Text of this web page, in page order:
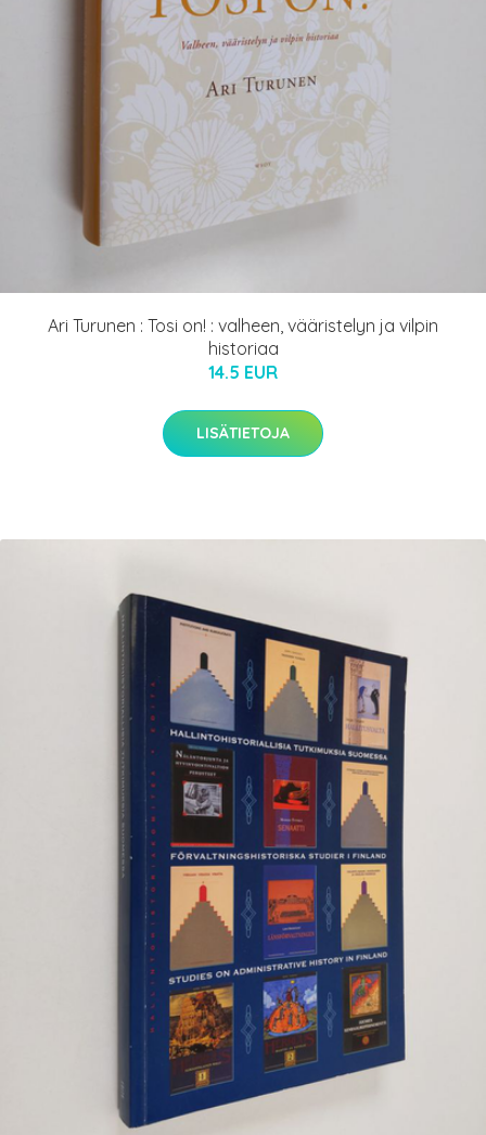
Ari Turunen : Tosi on! : valheen, vääristelyn ja vilpin
historiaa
14.5 EUR
LISÄTIETOJA